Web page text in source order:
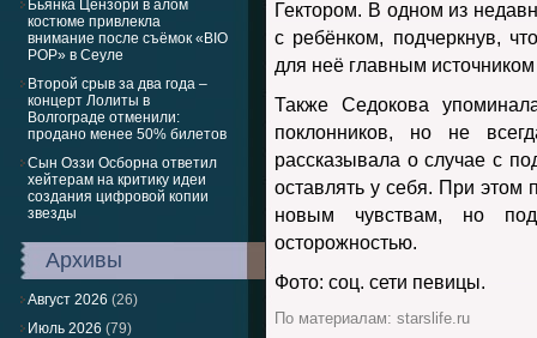
Бьянка Цензори в алом
костюме привлекла
внимание после съёмок «BIO
POP» в Сеуле
Второй срыв за два года –
концерт Лолиты в
Волгограде отменили:
продано менее 50% билетов
Сын Оззи Осборна ответил
хейтерам на критику идеи
создания цифровой копии
звезды
Архивы
Август 2026 (26)
Июль 2026 (79)
Гектором. В одном из
с ребёнком, подчеркнув,
для неё главным
Также Седокова
поклонников, но не
рассказывала о случае с
оставлять у себя. При этом
новым чувствам, но
осторожностью.
Фото: соц. сети певицы.
По материалам: starslife.ru